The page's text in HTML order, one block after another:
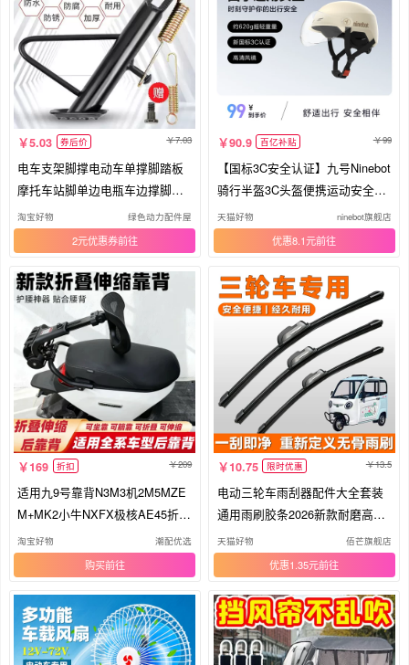
5.03 券后价 7.03
电车支架脚撑电动车单撑脚踏板
摩托车站脚单边电瓶车边撑脚架
偏撑
淘宝好物 绿色动力配件屋
2元优惠券
90.9 百亿补贴 99
【国标3C安全认证】九号Ninebot
骑行半盔3C头盔便携运动安全保
护
天猫好物 ninebot旗舰店
优惠8.1元
169 折扣 209
适用九9号靠背N3M3机2M5MZE
M+MK2小牛NXFX极核AE45折叠
伸缩后靠背
淘宝好物 潮配优选
购买
10.75 限时优惠 13.5
电动三轮车雨刮器配件大全套装
通用雨刷胶条2026新款耐磨高清
橡胶
天猫好物 佰芒旗舰店
优惠1.35元